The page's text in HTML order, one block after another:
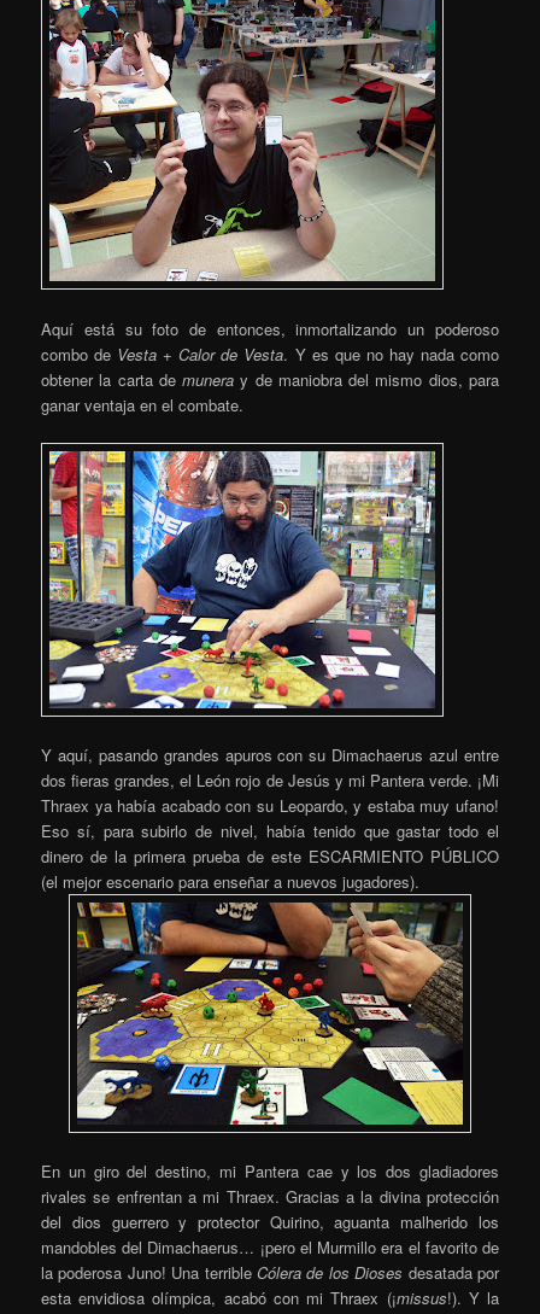
Aquí está su foto de entonces, inmortalizando un poderoso
combo de Vesta +Calor de Vesta. Y es que no hay nada como
obtener la carta demuneray de maniobra del mismo dios, para
ganar ventaja en el combate.
Y aquí, pasando grandes apuros con su Dimachaerus azul entre
dos fieras grandes, el León rojo de Jesús y mi Pantera verde. ¡Mi
Thraex ya había acabado con su Leopardo, y estaba muy ufano!
Eso sí, para subirlo de nivel, había tenido que gastar todo el
dinero de la primera prueba de este ESCARMIENTO PÚBLICO
(el mejor escenario para enseñar a nuevos jugadores).
En un giro del destino, mi Pantera cae y los dos gladiadores
rivales se enfrentan a mi Thraex. Gracias a la divina protección
del dios guerrero y protector Quirino, aguanta malherido los
mandobles del Dimachaerus… ¡pero el Murmillo era el favorito de
la poderosa Juno! Una terrible Cólera de los Dioses desatada por
esta envidiosa olímpica, acabó con mi Thraex (¡missus!). Y la